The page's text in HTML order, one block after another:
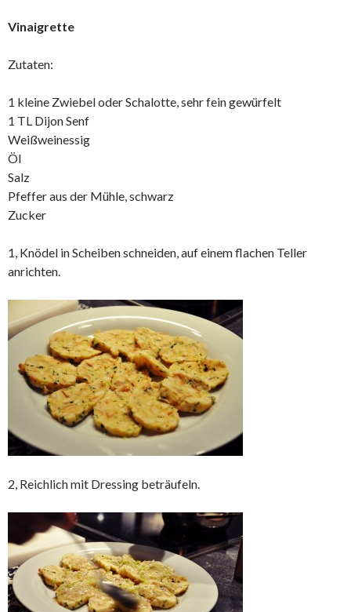
Vinaigrette
Zutaten:
1 kleine Zwiebel oder Schalotte, sehr fein gewürfelt
1 TL Dijon Senf
Weißweinessig
Öl
Salz
Pfeffer aus der Mühle, schwarz
Zucker
1, Knödel in Scheiben schneiden, auf einem flachen Teller
anrichten.
2, Reichlich mit Dressing beträufeln.